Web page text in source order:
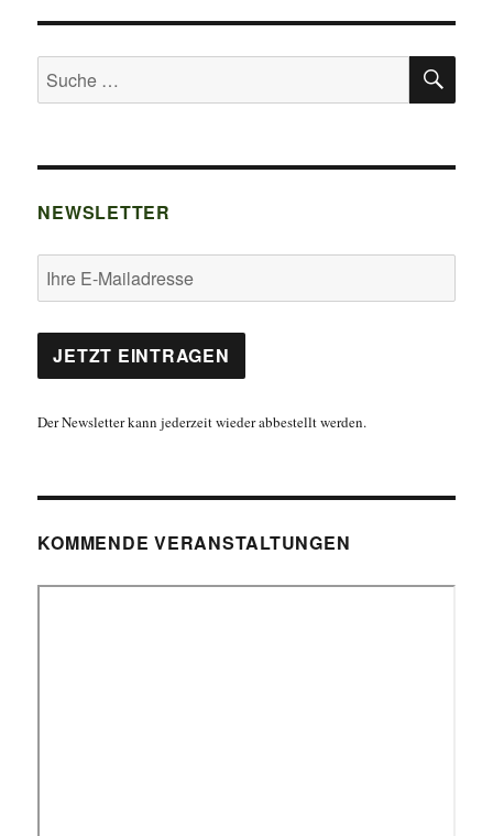
Suche
nach:
NEWSLETTER
Der Newsletter kann jederzeit wieder abbestellt werden.
KOMMENDE VERANSTALTUNGEN